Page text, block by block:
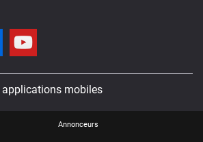
applications mobiles
Annonceurs